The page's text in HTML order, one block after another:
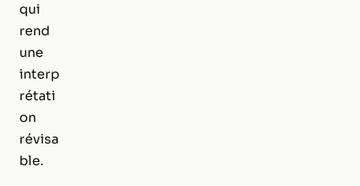
qui
rend
une
interp
rétati
on
révisa
ble.